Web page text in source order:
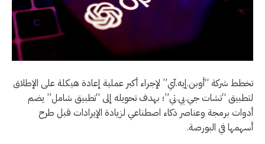
تخطط شركة “أوبن.إيه.آي” لإجراء أكبر عملية إعادة هيكلة على الإطلاق
لتطبيق “تشات ‌جي.بي.تي”؛ بهدف ‌تحويله إلى “تطبيق ‌شامل” ⁠يضم
أدوات برمجة وعناصر ⁠ذكاء اصطناعي لزيادة الإيرادات قبل طرح
أسهمها في البورصة.